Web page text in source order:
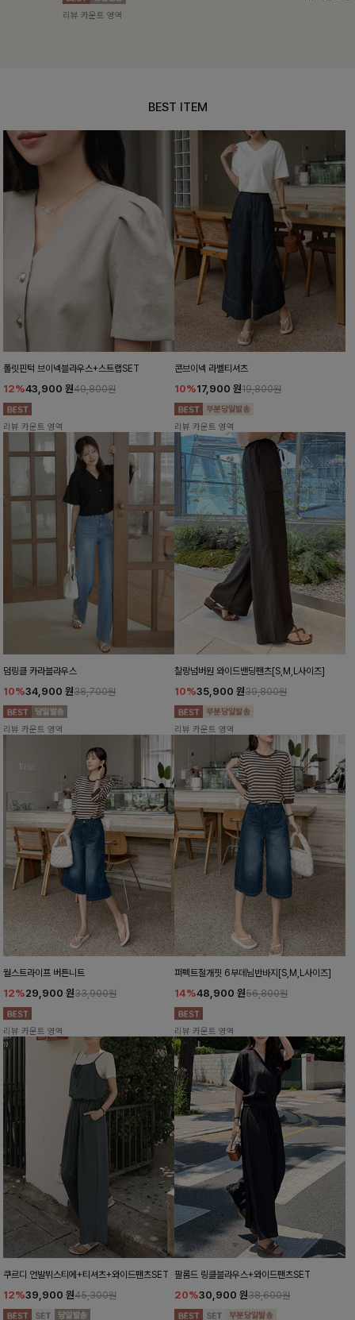
BEST ITEM
폴릿핀턱 브이넥블라우스+스트랩SET
12%43,900 원49,800원
리뷰 카운트 영역
콘브이넥 라벨티셔츠
10%17,900 원19,800원
리뷰 카운트 영역
덤링클 카라블라우스
10%34,900 원38,700원
리뷰 카운트 영역
찰랑넘버원 와이드밴딩팬츠[S,M,L사이즈]
10%35,900 원39,800원
리뷰 카운트 영역
월스트라이프 버튼니트
12%29,900 원33,900원
리뷰 카운트 영역
퍼펙트절개핏 6부데님반바지[S,M,L사이즈]
14%48,900 원56,800원
리뷰 카운트 영역
쿠르디 언발뷔스티에+티셔츠+와이드팬츠SET
12%39,900 원45,300원
팔롬드 링클블라우스+와이드팬츠SET
20%30,900 원38,600원